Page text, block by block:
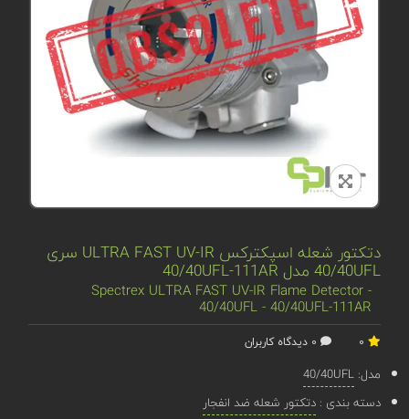
دتکتور شعله اسپکترکس ULTRA FAST UV-IR سری
40/40UFL مدل 40/40UFL-111AR
Spectrex ULTRA FAST UV-IR Flame Detector -
40/40UFL - 40/40UFL-111AR
مدل:40/40UFL
دسته بندی :دتکتور شعله ضد انفجار